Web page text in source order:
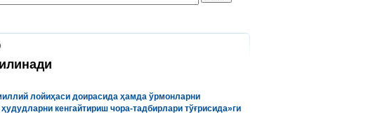
лойиҳаси доирасида ҳамда ўрмонларни
ҳудудларни кенгайтириш чора-тадбирлари тўғрисида»ги